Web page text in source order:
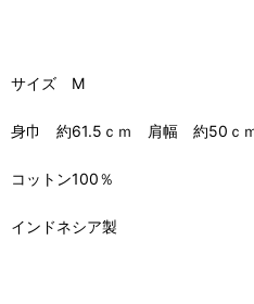
サイズ M
身巾 約61.5ｃｍ 肩幅 約50ｃ
コットン100％
インドネシア製